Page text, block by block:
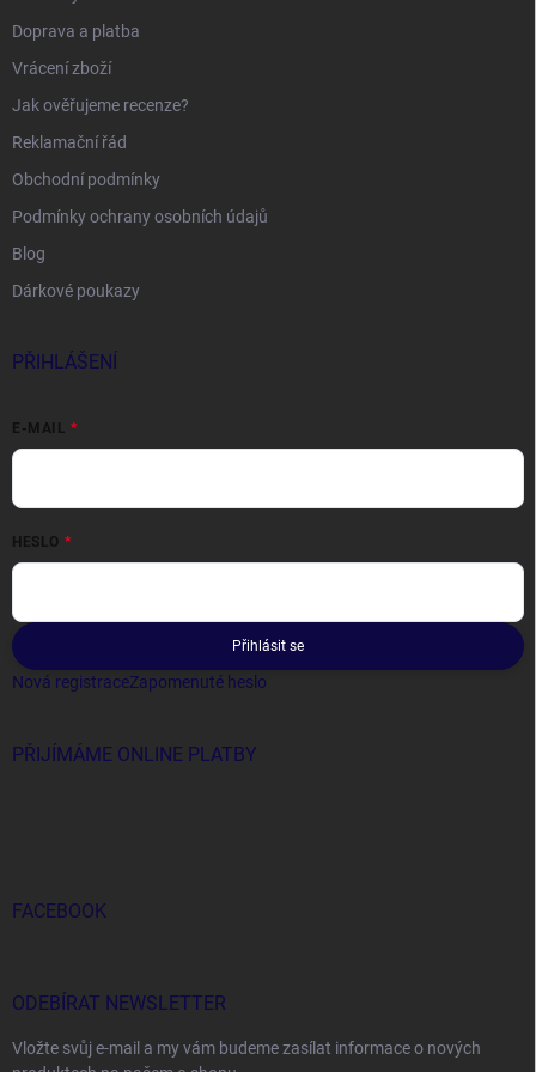
Doprava a platba
Vrácení zboží
Jak ověřujeme recenze?
Reklamační řád
Obchodní podmínky
Podmínky ochrany osobních údajů
Blog
Dárkové poukazy
PŘIHLÁŠENÍ
E-MAIL
HESLO
Přihlásit se
Nová registraceZapomenuté heslo
PŘIJÍMÁME ONLINE PLATBY
FACEBOOK
ODEBÍRAT NEWSLETTER
Vložte svůj e-mail a my vám budeme zasílat informace o nových